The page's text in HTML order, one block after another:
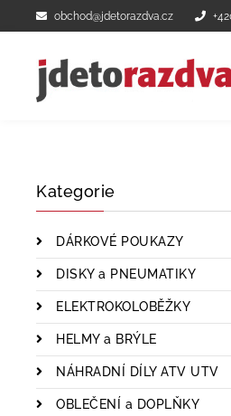
obchod@jdetorazdva.cz
Kategorie
DÁRKOVÉ POUKAZY
DISKY a PNEUMATIKY
ELEKTROKOLOBĚŽKY
HELMY a BRÝLE
NÁHRADNÍ DÍLY ATV UTV
OBLEČENÍ a DOPLŇKY